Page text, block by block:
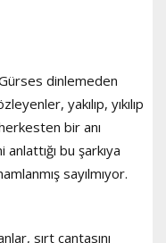
dinlemeden
yakılıp, yıkılıp
bir anı
bu şarkıya
sayılmıyor.
sırt çantasını